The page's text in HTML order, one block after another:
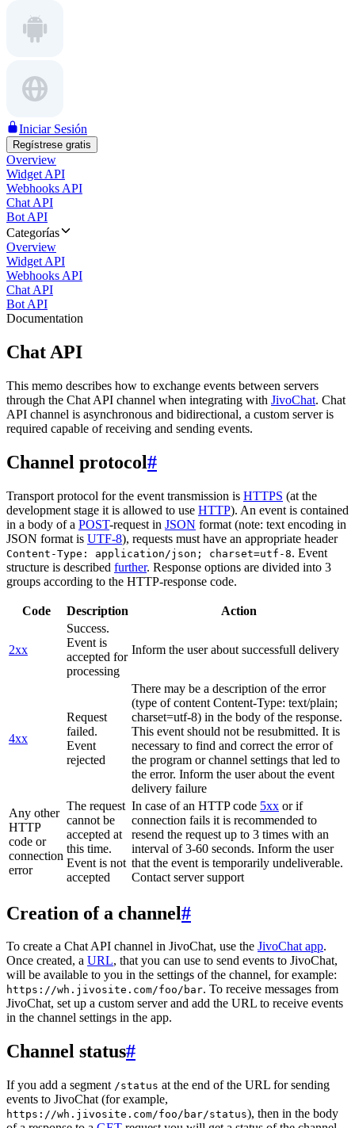
Iniciar Sesión
Regístrese gratis
Overview
Widget API
Webhooks API
Chat API
Bot API
Categorías
Overview
Widget API
Webhooks API
Chat API
Bot API
Documentation
Chat API
This memo describes how to exchange events between servers
through the Chat API channel when integrating with JivoChat. Chat
API channel is asynchronous and bidirectional, a custom server is
required capable of receiving and sending events.
Channel protocol#
Transport protocol for the event transmission is HTTPS (at the
development stage it is allowed to use HTTP). An event is contained
in a body of a POST-request in JSON format (note: text encoding in
JSON format is UTF-8), requests must have an appropriate header
Content-Type: application/json; charset=utf-8. Event
structure is described further. Response options are divided into 3
groups according to the HTTP-response code.
Code Description Action
2xx
Success.
Event is
accepted for
processing
Inform the user about successfull delivery
4xx
Request
failed.
Event
rejected
There may be a description of the error
(type of content Content-Type: text/plain;
charset=utf-8) in the body of the response.
This event should not be resubmitted. It is
necessary to find and correct the error of
the program or channel settings that led to
the error. Inform the user about the event
delivery failure
Any other
HTTP
code or
connection
error
The request
cannot be
accepted at
this time.
Event is not
accepted
In case of an HTTP code 5xx or if
connection fails it is recommended to
resend the request up to 3 times with an
interval of 3-60 seconds. Inform the user
that the event is temporarily undeliverable.
Contact server support
Creation of a channel#
To create a Chat API channel in JivoChat, use the JivoChat app.
Once created, a URL, that you can use to send events to JivoChat,
will be available to you in the settings of the channel, for example:
https://wh.jivosite.com/foo/bar. To receive messages from
JivoChat, set up a custom server and add the URL to receive events
in the channel settings in the app.
Channel status#
If you add a segment /status at the end of the URL for sending
events to JivoChat (for example,
https://wh.jivosite.com/foo/bar/status), then in the body